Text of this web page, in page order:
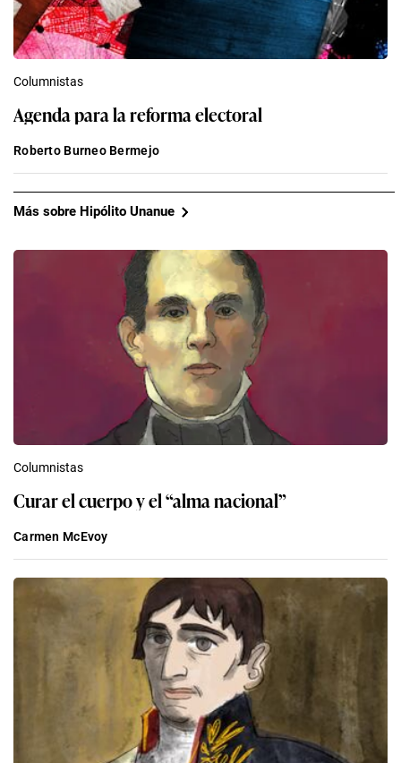
Columnistas
Agenda para la reforma electoral
Roberto Burneo Bermejo
Más sobre Hipólito Unanue
Columnistas
Curar el cuerpo y el “alma nacional”
Carmen McEvoy